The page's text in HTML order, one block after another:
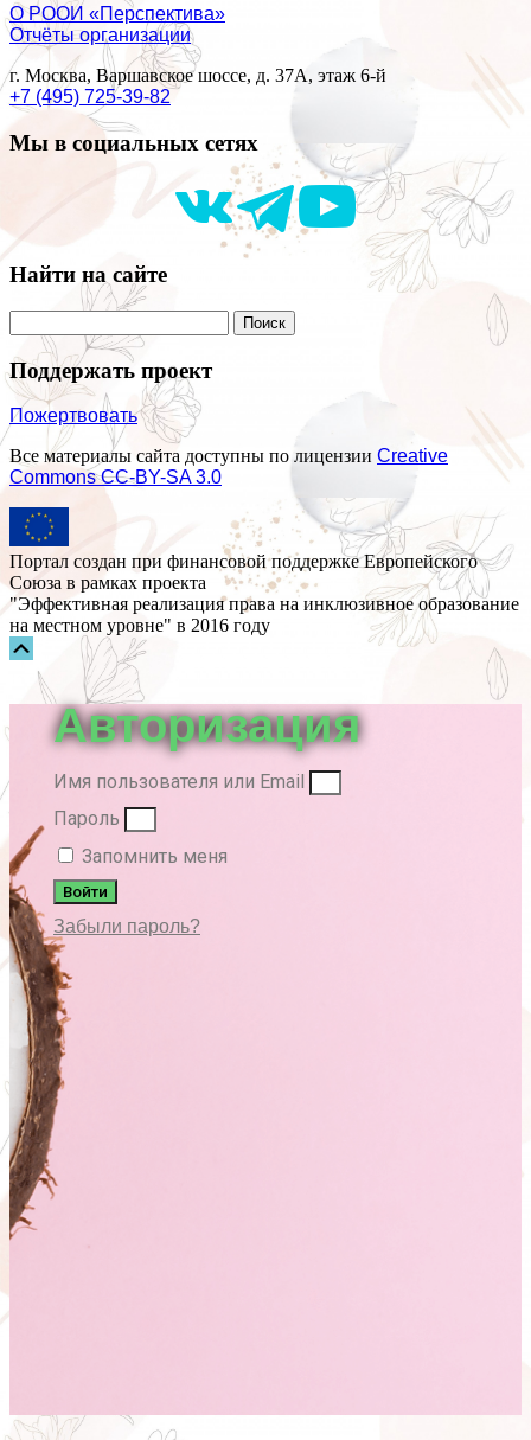
О РООИ «Перспектива»
Отчёты организации
г. Москва, Варшавское шоссе, д. 37А, этаж 6-й
+7 (495) 725-39-82
Мы в социальных сетях
Найти на сайте
Поддержать проект
Пожертвовать
Все материалы сайта доступны по лицензии Creative
Commons СС-BY-SA 3.0
Портал создан при финансовой поддержке Европейского
Союза в рамках проекта
"Эффективная реализация права на инклюзивное образование
на местном уровне" в 2016 году
Прокрутка
вверх
Авторизация
Имя пользователя или Email
Пароль
Запомнить меня
Войти
Забыли пароль?